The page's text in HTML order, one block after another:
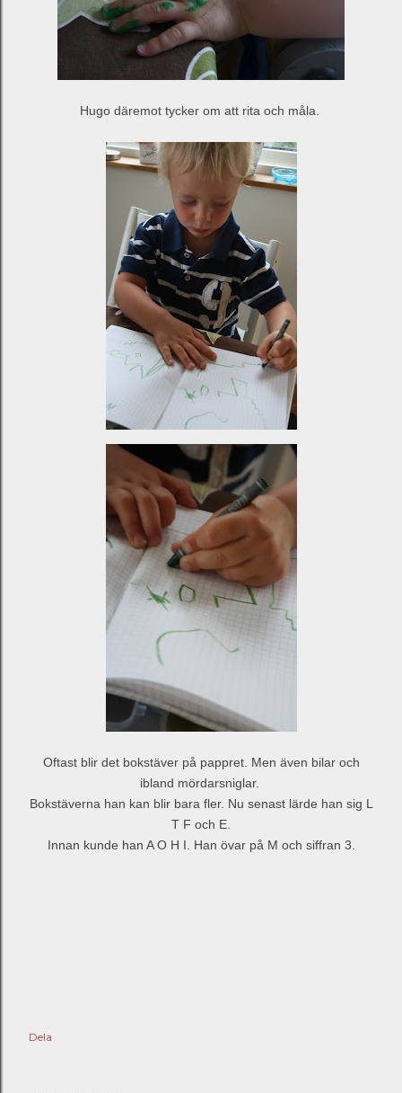
Hugo däremot tycker om att rita och måla.
Oftast blir det bokstäver på pappret. Men även bilar och
ibland mördarsniglar.
Bokstäverna han kan blir bara fler. Nu senast lärde han sig L
T F och E.
Innan kunde han A O H I. Han övar på M och siffran 3.
Dela